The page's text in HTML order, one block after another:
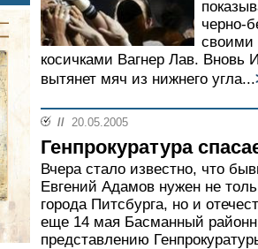
черно-
своими
косичками Вагнер Лав. Вновь
вытянет мяч из нижнего угла...
// 20.05.2005
Генпрокуратура
Вчера стало известно, что
Евгений Адамов нужен не
города Питсбурга, но и
еще 14 мая Басманный
представлению